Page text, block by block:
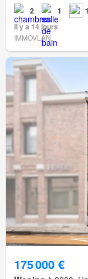
2 1
Il y a 14 jours
IMMOVLAN
175 000 €